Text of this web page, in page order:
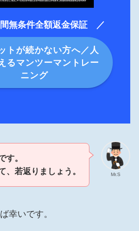
無条件全額返金保証 ／
トが続かない方へ／人
るマンツーマントレー
ニング
Mr.S
す。
、若返りましょう。
幸いです。